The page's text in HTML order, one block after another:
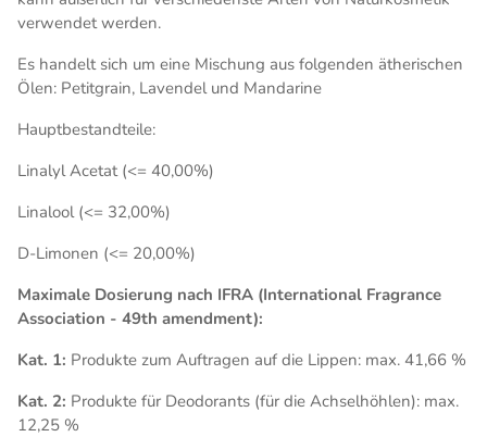
verwendet werden.
Es handelt sich um eine Mischung aus folgenden ätherischen
Ölen: Petitgrain, Lavendel und Mandarine
Hauptbestandteile:
Linalyl Acetat (<= 40,00%)
Linalool (<= 32,00%)
D-Limonen (<= 20,00%)
Maximale Dosierung nach IFRA (International Fragrance
Association - 49th amendment):
Kat. 1: Produkte zum Auftragen auf die Lippen: max. 41,66 %
Kat. 2: Produkte für Deodorants (für die Achselhöhlen): max.
12,25 %